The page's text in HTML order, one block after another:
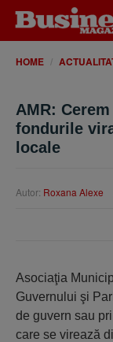
HOME
AMR:
fondurile
locale
Autor: Roxana Alexe
Asociaţia
Guvernului şi
de guvern sau
care se virează